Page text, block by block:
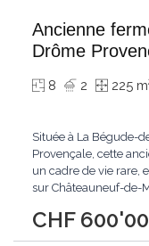
Ancienne
Drôme
CHF
8 2 225 m
Située à La Bégude-
Provençale, cette
un cadre de vie rare,
sur Châteauneuf-de-
niveaux et se situe
m². Elle comprend